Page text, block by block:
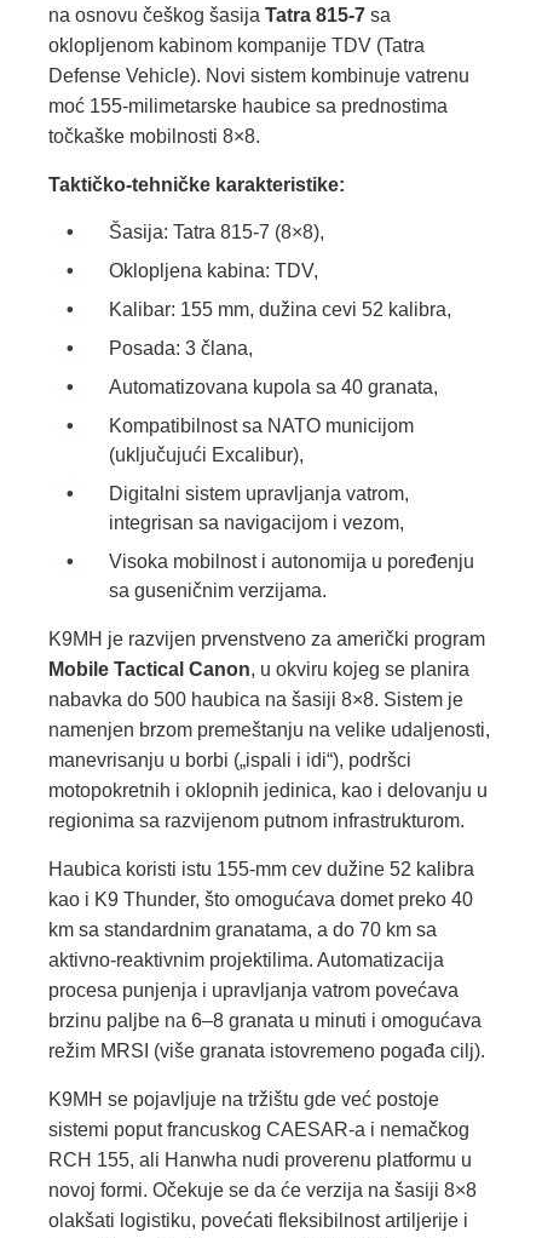
na osnovu češkog šasija Tatra 815‑7 sa
oklopljenom kabinom kompanije TDV (Tatra
Defense Vehicle). Novi sistem kombinuje vatrenu
moć 155‑milimetarske haubice sa prednostima
točkaške mobilnosti 8×8.
Taktičko‑tehničke karakteristike:
Šasija: Tatra 815‑7 (8×8),
Oklopljena kabina: TDV,
Kalibar: 155 mm, dužina cevi 52 kalibra,
Posada: 3 člana,
Automatizovana kupola sa 40 granata,
Kompatibilnost sa NATO municijom
(uključujući Excalibur),
Digitalni sistem upravljanja vatrom,
integrisan sa navigacijom i vezom,
Visoka mobilnost i autonomija u poređenju
sa guseničnim verzijama.
K9MH je razvijen prvenstveno za američki program
Mobile Tactical Canon, u okviru kojeg se planira
nabavka do 500 haubica na šasiji 8×8. Sistem je
namenjen brzom premeštanju na velike udaljenosti,
manevrisanju u borbi („ispali i idi“), podršci
motopokretnih i oklopnih jedinica, kao i delovanju u
regionima sa razvijenom putnom infrastrukturom.
Haubica koristi istu 155‑mm cev dužine 52 kalibra
kao i K9 Thunder, što omogućava domet preko 40
km sa standardnim granatama, a do 70 km sa
aktivno‑reaktivnim projektilima. Automatizacija
procesa punjenja i upravljanja vatrom povećava
brzinu paljbe na 6–8 granata u minuti i omogućava
režim MRSI (više granata istovremeno pogađa cilj).
K9MH se pojavljuje na tržištu gde već postoje
sistemi poput francuskog CAESAR‑a i nemačkog
RCH 155, ali Hanwha nudi proverenu platformu u
novoj formi. Očekuje se da će verzija na šasiji 8×8
olakšati logistiku, povećati fleksibilnost artiljerije i